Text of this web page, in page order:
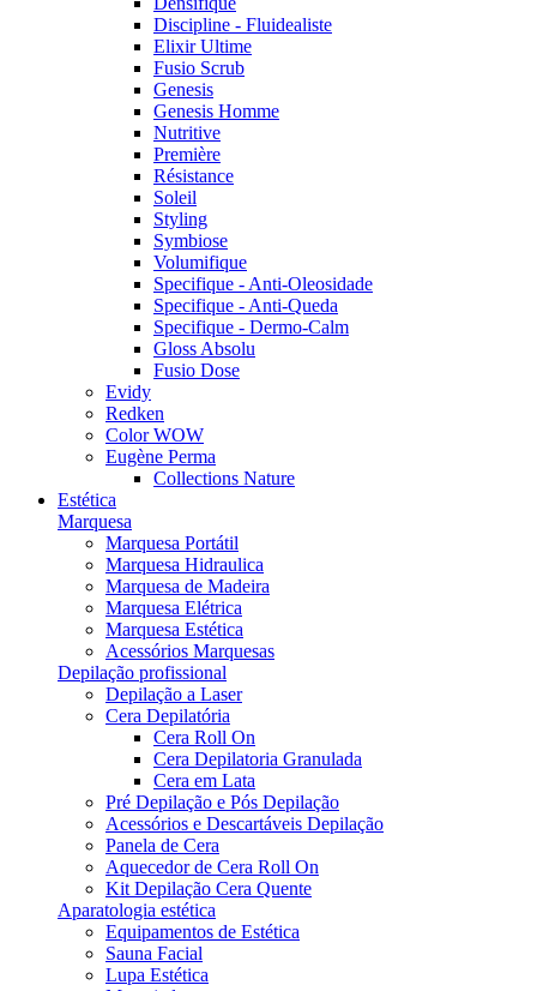
Discipline - Fluidealiste
Elixir Ultime
Fusio Scrub
Genesis
Genesis Homme
Nutritive
Première
Résistance
Soleil
Styling
Symbiose
Volumifique
Specifique - Anti-Oleosidade
Specifique - Anti-Queda
Specifique - Dermo-Calm
Gloss Absolu
Fusio Dose
Evidy
Redken
Color WOW
Eugène Perma
Collections Nature
Estética
Marquesa
Marquesa Portátil
Marquesa Hidraulica
Marquesa de Madeira
Marquesa Elétrica
Marquesa Estética
Acessórios Marquesas
Depilação profissional
Depilação a Laser
Cera Depilatória
Cera Roll On
Cera Depilatoria Granulada
Cera em Lata
Pré Depilação e Pós Depilação
Acessórios e Descartáveis Depilação
Panela de Cera
Aquecedor de Cera Roll On
Kit Depilação Cera Quente
Aparatologia estética
Equipamentos de Estética
Sauna Facial
Lupa Estética